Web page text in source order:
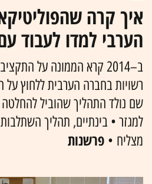
איך קרה
הערבי למדו לעבוד
ב–2014 קרא הממונה על
רשויות בחברה הערבית ללחוץ
שם נולד התהליך שהוביל להחלטה
למגזר • בינתיים, תהליך
מצליח • פרשנות